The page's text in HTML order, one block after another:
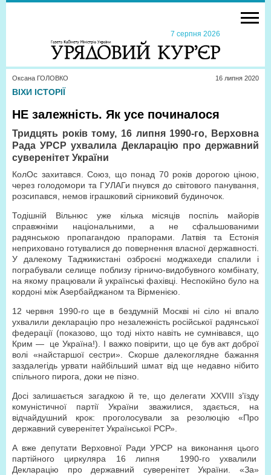
7 серпня 2026
Оксана ГОЛОВКО 16 липня 2020
ВІХИ ІСТОРІЇ
НЕ залежність. Як усе починалося
Тридцять рокiв тому, 16 липня 1990-го, Верховна
Рада УРСР ухвалила Декларацiю про державний
суверенітет України
КолОс захитався. Союз, що понад 70 років дорогою ціною,
через голодомори та ГУЛАГи пнувся до світового панування,
розсипався, немов іграшковий сірниковий будиночок.
Тодішній Вільнюс уже кілька місяців поспіль майорів
справжніми національними, а не сфальшованими
радянською пропагандою прапорами. Латвія та Естонія
неприховано готувалися до повернення власної державності.
У далекому Таджикистані озброєні моджахеди спалили і
пограбували селище поблизу гірничо-видобувного комбінату,
на якому працювали й українські фахівці. Неспокійно було на
кордоні між Азербайджаном та Вірменією.
12 червня 1990-го ще в бездумній Москві ні сіло ні впало
ухвалили декларацію про незалежність російської радянської
федерації (показово, що тоді ніхто навіть не сумнівався, що
Крим —
це Україна!). І важко повірити, що це був акт доброї
волі «найстаршої сестри». Скорше далекоглядне бажання
заздалегідь урвати найбільший шмат від ще недавно нібито
спільного пирога, доки не пізно.
Досі залишається загадкою й те, що делегати ХХVІІІ з’їзду
комуністичної партії України зважилися, здається, на
відчайдушний крок: проголосували за резолюцію «Про
державний суверенітет Української РСР».
А вже депутати Верховної Ради УРСР на виконання цього
партійного циркуляра 16 липня
1990-го ухвалили
Декларацію про державний суверенітет України. «За»